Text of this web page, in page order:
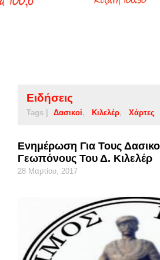
Ειδήσεις
Tags | Δασικοί Κιλελέρ Χάρτες
Ενημέρωση Για Τους
Γεωπόνους Του Δ. Κιλελέρ
28 Μαρτίου, 2017